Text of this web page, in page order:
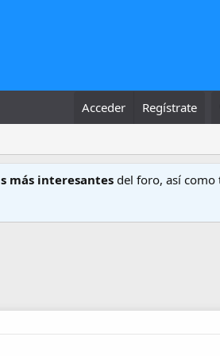
Acceder Regístrate
más interesantes del foro, así como